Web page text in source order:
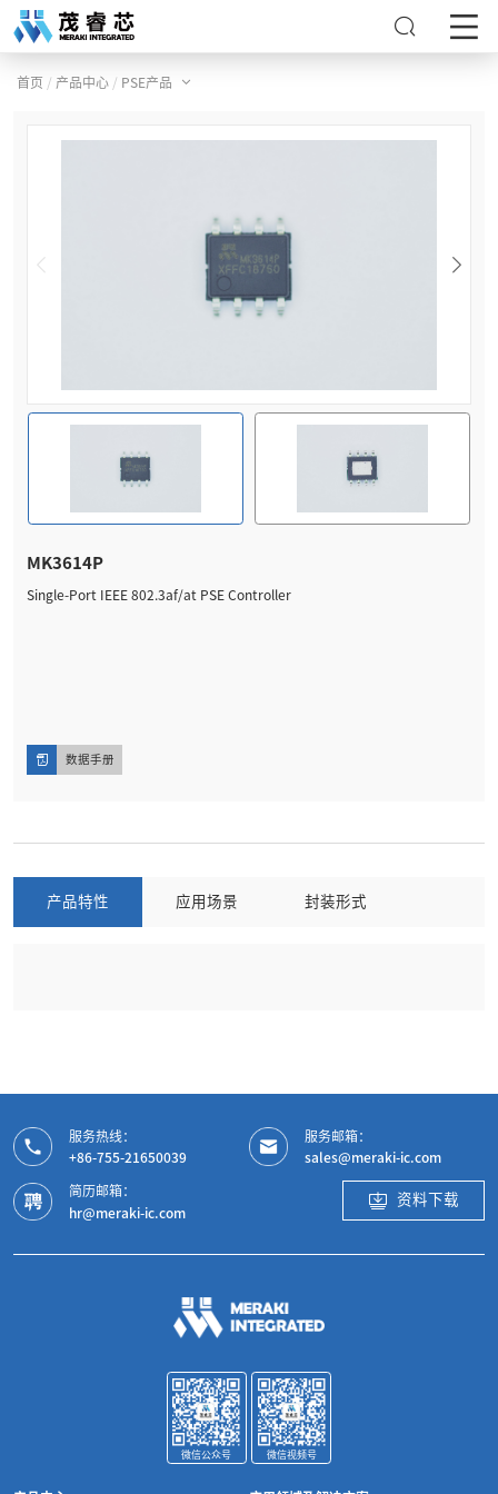
首页 / 产品中心 / PSE产品
MK3614P
Single-Port IEEE 802.3af/at PSE Controller
数据手册
产品特性 应用场景 封装形式
服务热线：
+86-755-21650039
服务邮箱：
sales@meraki-ic.com
简历邮箱：
hr@meraki-ic.com
资料下载
微信公众号 微信视频号